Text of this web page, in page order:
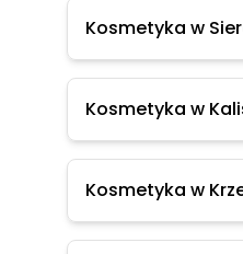
Kosmetyka w
Kosmetyka w
Kosmetyka w